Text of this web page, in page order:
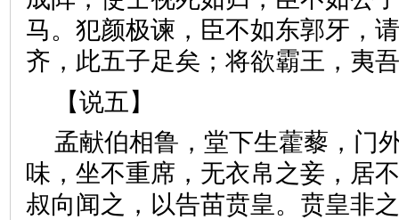
马。犯颜极谏，臣不如东郭牙，
齐，此五子足矣；将欲霸王，
【说五】
孟献伯相鲁，堂下生藿藜，门
味，坐不重席，无衣帛之妾，居
叔向闻之，以告苗贲皇。贲皇非